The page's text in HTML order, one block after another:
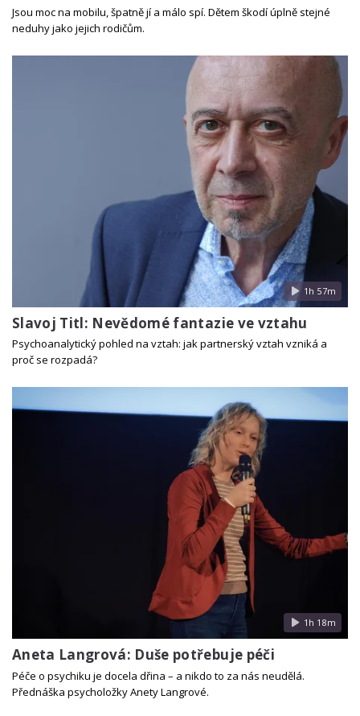
Jsou moc na mobilu, špatně jí a málo spí. Dětem škodí úplně stejné
neduhy jako jejich rodičům.
1h 57m
Slavoj Titl: Nevědomé fantazie ve vztahu
Psychoanalytický pohled na vztah: jak partnerský vztah vzniká a
proč se rozpadá?
1h 18m
Aneta Langrová: Duše potřebuje péči
Péče o psychiku je docela dřina – a nikdo to za nás neudělá.
Přednáška psycholožky Anety Langrové.